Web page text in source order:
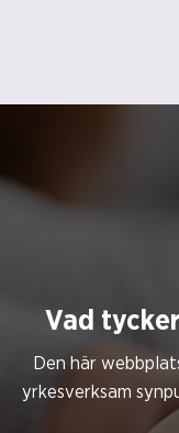
Vad
Den här
yrkesverksam